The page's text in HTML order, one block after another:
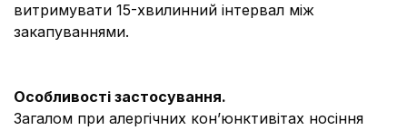
витримувати 15-хвилинний інтервал між
закапуваннями.
Особливості застосування.
Загалом при алергічних кон’юнктивітах носіння